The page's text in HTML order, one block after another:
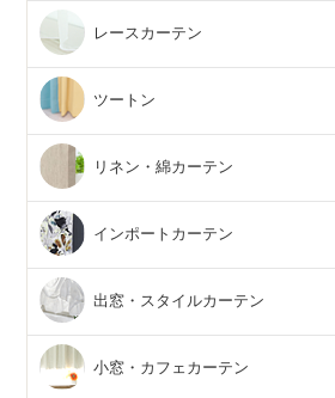
レースカーテン
ツートン
リネン・綿カーテン
インポートカーテン
出窓・スタイルカーテン
小窓・カフェカーテン